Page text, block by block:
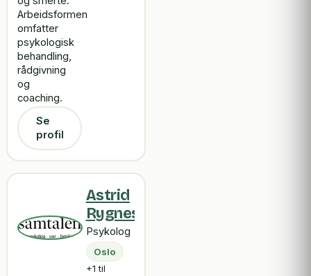
Arbeidsformen
omfatter
psykologisk
behandling,
rådgivning
og
coaching.
Se
profil
Astrid
Rygnestad
Psykolog
Oslo
+1 til